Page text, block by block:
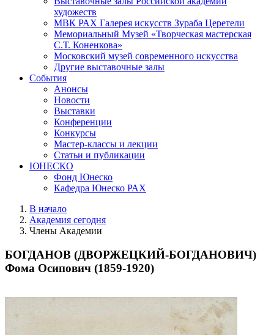
художеств
МВК РАХ Галерея искусств Зураба Церетели
Мемориальный Музей «Творческая мастерская
С.Т. Коненкова»
Московский музей современного искусства
Другие выставочные залы
События
Анонсы
Новости
Выставки
Конференции
Конкурсы
Мастер-классы и лекции
Статьи и публикации
ЮНЕСКО
Фонд Юнеско
Кафедра Юнеско РАХ
В начало
Академия сегодня
Члены Академии
БОГДАНОВ (ДВОРЖЕЦКИЙ-БОГДАНОВИЧ)
Фома Осипович (1859-1920)